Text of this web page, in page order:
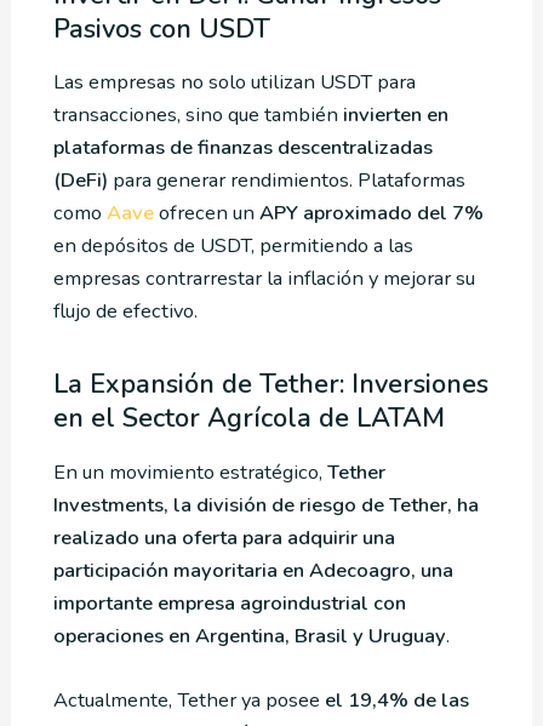
Pasivos con USDT
Las empresas no solo utilizan USDT para
transacciones, sino que también invierten en
plataformas de finanzas descentralizadas
(DeFi) para generar rendimientos. Plataformas
como Aaveofrecen un APY aproximado del 7%
en depósitos de USDT, permitiendo a las
empresas contrarrestar la inflación y mejorar su
flujo de efectivo.
La Expansión de Tether: Inversiones
en el Sector Agrícola de LATAM
En un movimiento estratégico, Tether
Investments, la división de riesgo de Tether, ha
realizado una oferta para adquirir una
participación mayoritaria en Adecoagro, una
importante empresa agroindustrial con
operaciones en Argentina, Brasil y Uruguay.
Actualmente, Tether ya posee el 19,4% de las